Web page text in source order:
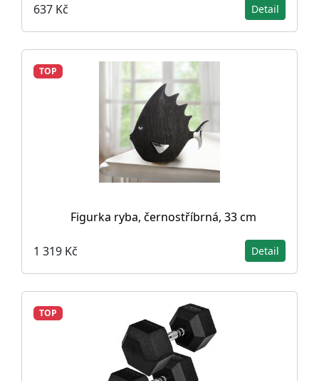
637 Kč Detail
TOP
Figurka ryba, černostříbrná, 33 cm
1 319 Kč Detail
TOP